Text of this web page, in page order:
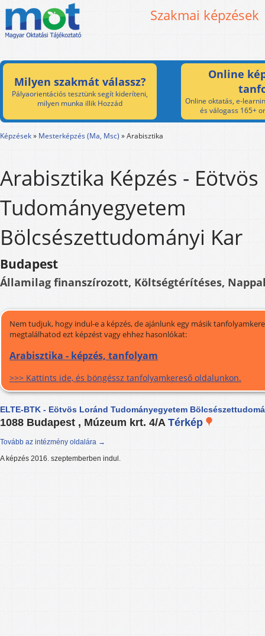
Szakmai képzések
Milyen szakmát válassz?
Pályaorientációs tesztünk segít kideríteni,
milyen munka illik Hozzád
Online
Online oktatás, e-
és válogass 165+
Képzések» Mesterképzés (Ma, Msc) »Arabisztika
Arabisztika Képzés -
Tudományegyetem
Bölcsészettudományi Kar
Budapest
Államilag finanszírozott, Költségtérítéses,
Nem tudjuk, hogy indul-e a képzés, de ajánlunk egy másik
megtalálhatod ezt képzést vagy ehhez hasonlókat:
Arabisztika - képzés, tanfolyam
>>> Kattints ide, és böngéssz tanfolyamkereső oldalunkon.
ELTE-BTK - Eötvös Loránd Tudományegyetem
1088 Budapest , Múzeum krt. 4/A Térkép
Tovább az intézmény oldalára →
A képzés 2016. szeptemberben indul.